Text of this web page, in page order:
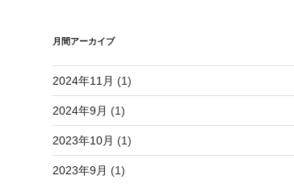
月間アーカイブ
2024年11月 (1)
2024年9月 (1)
2023年10月 (1)
2023年9月 (1)